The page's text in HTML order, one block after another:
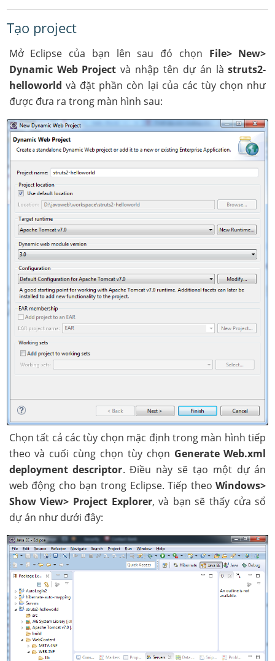
Tạo project
Mở Eclipse của bạn lên sau đó chọn File> New>
Dynamic Web Project và nhập tên dự án làstruts2-
helloworld và đặt phần còn lại của các tùy chọn như
được đưa ra trong màn hình sau:
Chọn tất cả các tùy chọn mặc định trong màn hình tiếp
theo và cuối cùng chọn tùy chọn Generate Web.xml
deployment descriptor. Điều này sẽ tạo một dự án
web động cho bạn trong Eclipse. Tiếp theoWindows>
Show View> Project Explorer, và bạn sẽ thấy cửa sổ
dự án như dưới đây: